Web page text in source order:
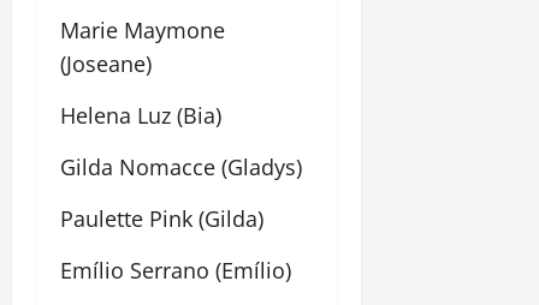
Marie Maymone
(Joseane)
Helena Luz (Bia)
Gilda Nomacce (Gladys)
Paulette Pink (Gilda)
Emílio Serrano (Emílio)